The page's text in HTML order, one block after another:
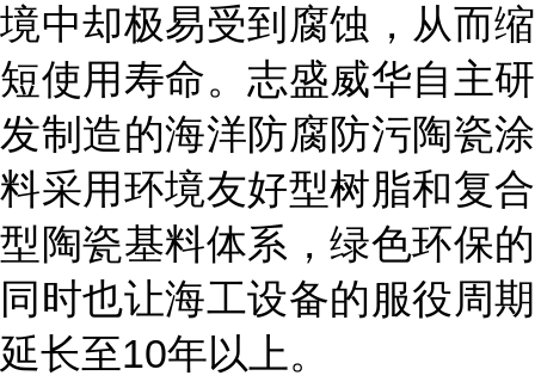
境中却极易受到腐蚀，从而缩
短使用寿命。志盛威华自主研
发制造的海洋防腐防污陶瓷涂
料采用环境友好型树脂和复合
型陶瓷基料体系，绿色环保的
同时也让海工设备的服役周期
延长至10年以上。